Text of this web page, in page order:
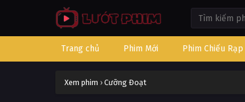
Trang chủ Phim Mới Phim Chiếu Rạp
Xem phim › Cưỡng Đoạt